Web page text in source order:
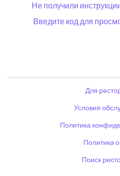
Не получили
Введите код для
Для
Условия
Политика
Политика
Поиск